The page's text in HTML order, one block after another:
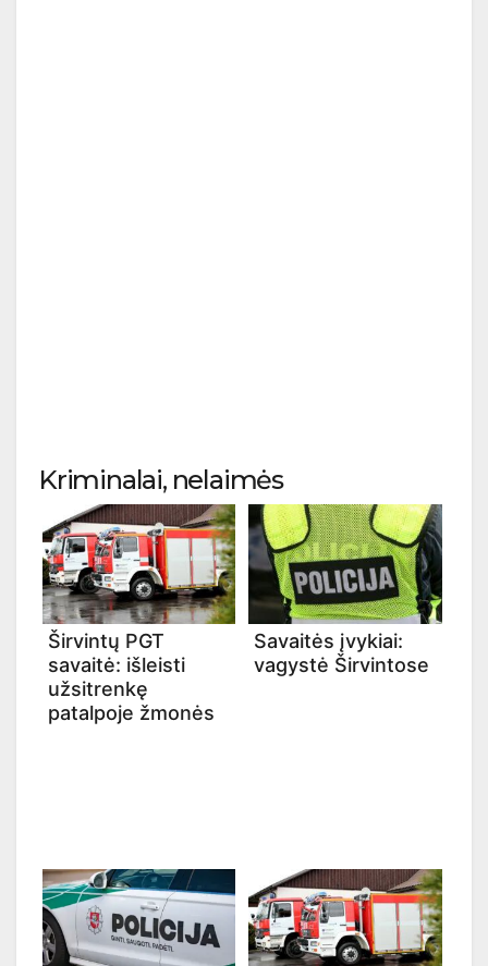
Kriminalai, nelaimės
Širvintų PGT
savaitė: išleisti
užsitrenkę
patalpoje žmonės
Savaitės įvykiai:
vagystė Širvintose